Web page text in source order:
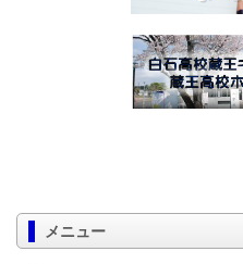
メニュー